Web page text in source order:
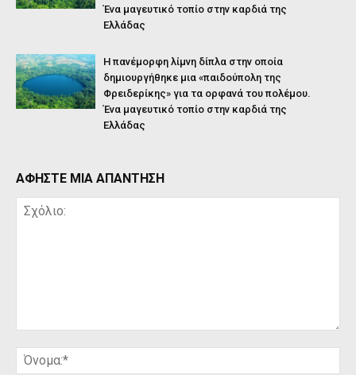
Ένα μαγευτικό τοπίο στην καρδιά της
Ελλάδας
Η πανέμορφη λίμνη δίπλα στην οποία
δημιουργήθηκε μια «παιδούπολη της
Φρειδερίκης» για τα ορφανά του πολέμου.
Ένα μαγευτικό τοπίο στην καρδιά της
Ελλάδας
ΑΦΗΣΤΕ ΜΙΑ ΑΠΑΝΤΗΣΗ